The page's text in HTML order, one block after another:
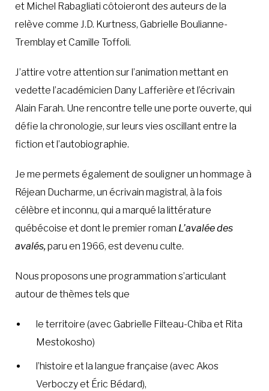
et Michel Rabagliati côtoieront des auteurs de la
relève comme J.D. Kurtness, Gabrielle Boulianne-
Tremblay et Camille Toffoli.
J’attire votre attention sur l’animation mettant en
vedette l’académicien Dany Lafferière et l’écrivain
Alain Farah. Une rencontre telle une porte ouverte, qui
défie la chronologie, sur leurs vies oscillant entre la
fiction et l’autobiographie.
Je me permets également de souligner un hommage à
Réjean Ducharme, un écrivain magistral, à la fois
célèbre et inconnu, qui a marqué la littérature
québécoise et dont le premier roman L’avalée des
avalés,paru en 1966, est devenu culte.
Nous proposons une programmation s’articulant
autour de thèmes tels que
le territoire (avec Gabrielle Filteau-Chiba et Rita
Mestokosho)
l’histoire et la langue française (avec Akos
Verboczy et Éric Bédard),